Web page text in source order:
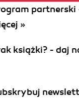
partnerski
»
książki? - daj